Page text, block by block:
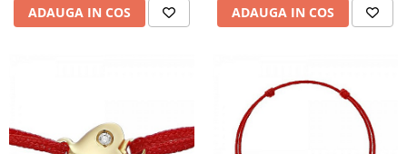
ADAUGA IN COS ADAUGA IN COS